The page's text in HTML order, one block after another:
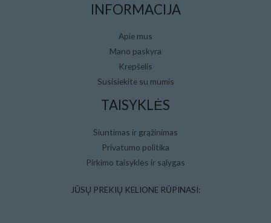
INFORMACIJA
Apie mus
Mano paskyra
Krepšelis
Susisiekite su mumis
TAISYKLĖS
Siuntimas ir grąžinimas
Privatumo politika
Pirkimo taisyklės ir sąlygas
JŪSŲ PREKIŲ KELIONE RŪPINASI: